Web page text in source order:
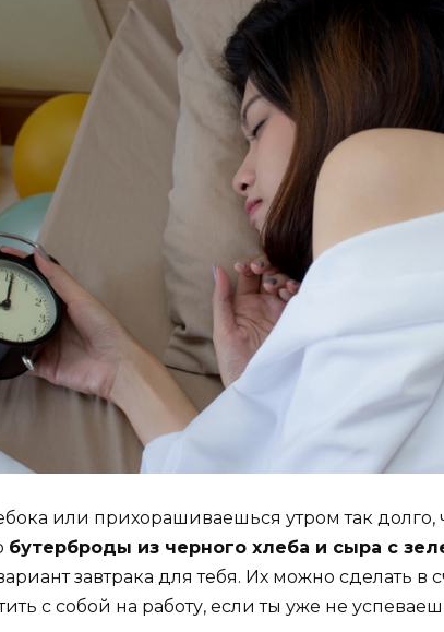
или прихорашиваешься утром так долго,
бутерброды из черного хлеба и сыра с
завтрака для тебя. Их можно сделать в
с собой на работу, если ты уже не